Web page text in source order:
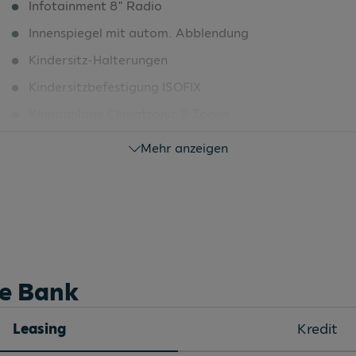
Infotainment 8" Radio
Innenspiegel mit autom. Abblendung
Kindersitz-Halterungen
Lautsprecher vorne/hinten (8 Stück)
LED-Hauptscheinwerfer
Mehr anzeigen
Bank
Leasing Kredit